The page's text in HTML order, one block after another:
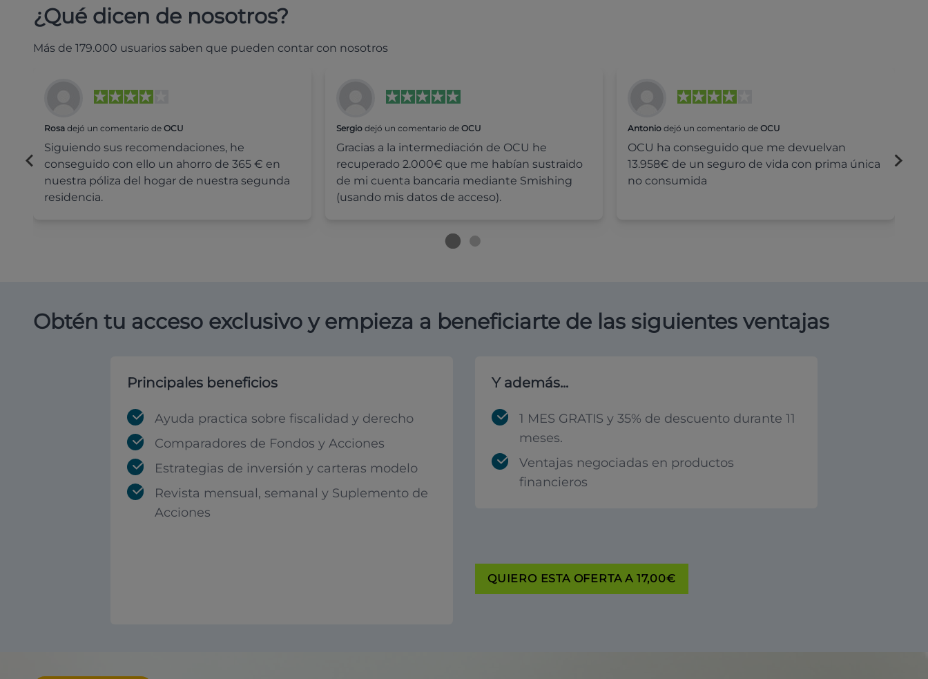
¿Qué dicen de nosotros?
Más de 179.000 usuarios saben que pueden contar con nosotros
Rosa dejó un comentario de OCU
Siguiendo sus recomendaciones, he
conseguido con ello un ahorro de 365 € en
nuestra póliza del hogar de nuestra segunda
residencia.
Sergiodejó un comentario de OCU
Gracias a la intermediación de OCU he
recuperado 2.000€ que me habían sustraido
de mi cuenta bancaria mediante Smishing
(usando mis datos de acceso).
Antonio dejó un comentario deOCU
OCU ha conseguido que me devuelvan
13.958€ de un seguro de vida con prima única
no consumida
Obtén tu acceso exclusivo y empieza a beneficiarte de las siguientes ventajas
Principales beneficios
Ayuda practica sobre fiscalidad y derecho
Comparadores de Fondos y Acciones
Estrategias de inversión y carteras modelo
Revista mensual, semanal y Suplemento de
Acciones
Y además...
1 MES GRATIS y 35% de descuento durante 11
meses.
Ventajas negociadas en productos
financieros
QUIERO ESTA OFERTA A 17,00€